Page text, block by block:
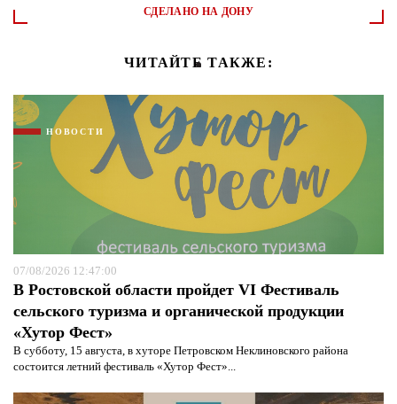
СДЕЛАНО НА ДОНУ
ЧИТАЙТЕ ТАКЖЕ:
НОВОСТИ
07/08/2026 12:47:00
В Ростовской области пройдет VI Фестиваль
сельского туризма и органической продукции
«Хутор Фест»
В субботу, 15 августа, в хуторе Петровском Неклиновского района
состоится летний фестиваль «Хутор Фест»...